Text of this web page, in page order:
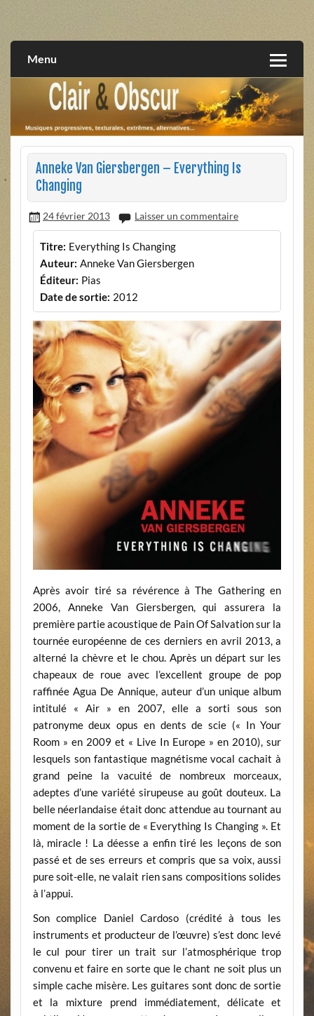
extrêmes, alternatives, texturales
Menu
Anneke Van Giersbergen – Everything Is
Changing
24 février 2013 Laisser un commentaire
Titre: Everything Is Changing
Auteur: Anneke Van Giersbergen
Éditeur: Pias
Date de sortie: 2012
Après avoir tiré sa révérence à The Gathering en
2006, Anneke Van Giersbergen, qui assurera la
première partie acoustique de Pain Of Salvation sur la
tournée européenne de ces derniers en avril 2013, a
alterné la chèvre et le chou. Après un départ sur les
chapeaux de roue avec l’excellent groupe de pop
raffinée Agua De Annique, auteur d’un unique album
intitulé « Air » en 2007, elle a sorti sous son
patronyme deux opus en dents de scie (« In Your
Room » en 2009 et « Live In Europe » en 2010), sur
lesquels son fantastique magnétisme vocal cachait à
grand peine la vacuité de nombreux morceaux,
adeptes d’une variété sirupeuse au goût douteux. La
belle néerlandaise était donc attendue au tournant au
moment de la sortie de « Everything Is Changing ». Et
là, miracle ! La déesse a enfin tiré les leçons de son
passé et de ses erreurs et compris que sa voix, aussi
pure soit-elle, ne valait rien sans compositions solides
à l’appui.
Son complice Daniel Cardoso (crédité à tous les
instruments et producteur de l’œuvre) s’est donc levé
le cul pour tirer un trait sur l’atmosphérique trop
convenu et faire en sorte que le chant ne soit plus un
simple cache misère. Les guitares sont donc de sortie
et la mixture prend immédiatement, délicate et